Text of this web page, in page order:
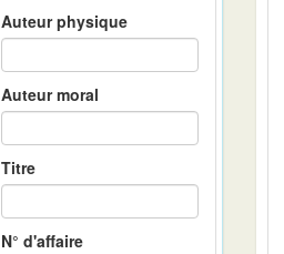
Auteur physique
Auteur moral
Titre
N° d'affaire